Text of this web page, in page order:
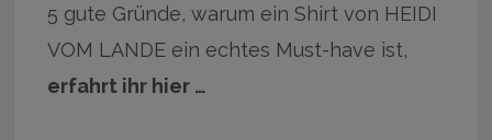
5 gute Gründe, warum ein Shirt von HEIDI
VOM LANDE ein echtes Must-have ist,
erfahrt ihr hier …